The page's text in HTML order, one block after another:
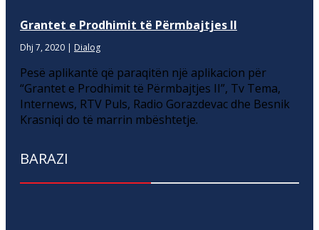
Grantet e Prodhimit të Përmbajtjes II
Dhj 7, 2020 | Dialog
Pesë aplikantë që paraqitën një aplikacion për
“Grantet e Prodhimit të Përmbajtjes II”, Tv Tema,
Internews, RTV Puls, Radio Gorazdevac dhe Besnik
Krasniqi do të marrin mbështetje.
BARAZI